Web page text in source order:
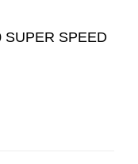
SUPER SPEED